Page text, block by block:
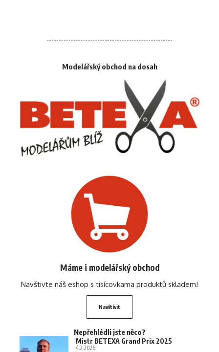
Modelářský obchod na dosah
Máme i modelářský obchod
Navštivte náš eshop s tisícovkama produktů skladem!
Navštívit
Nepřehlédli jste něco?
Mistr BETEXA Grand Prix 2025
4.2.2026